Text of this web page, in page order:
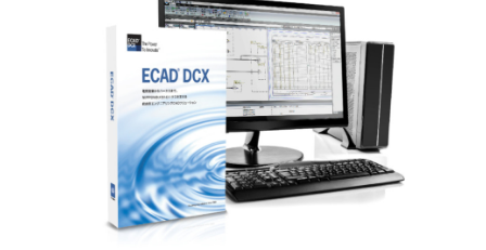
就活成功ガイド
法人向けプラン
再チャレンジ結果一覧